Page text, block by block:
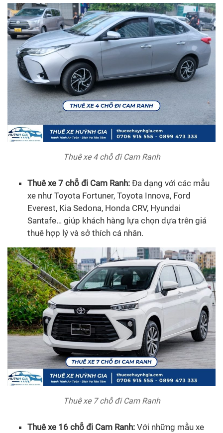
Thuê xe 4 chỗ đi Cam Ranh
Thuê xe 7 chỗ đi Cam Ranh: Đa dạng với các mẫu
xe như Toyota Fortuner, Toyota Innova, Ford
Everest, Kia Sedona, Honda CRV, Hyundai
Santafe… giúp khách hàng lựa chọn dựa trên giá
thuê hợp lý và sở thích cá nhân.
Thuê xe 7 chỗ đi Cam Ranh
Thuê xe 16 chỗ đi Cam Ranh: Với những mẫu xe